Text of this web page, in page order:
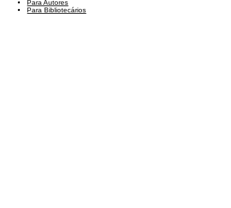
Para Autores
Para Bibliotecários